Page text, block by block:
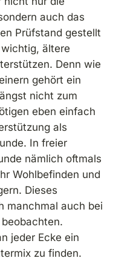
auch das
Prüfstand gestellt
ältere
Denn wie
gehört ein
nicht zum
eben einfach
als
In freier
nämlich oftmals
Wohlbefinden und
Dieses
manchmal auch bei
jeder Ecke ein
zu finden.